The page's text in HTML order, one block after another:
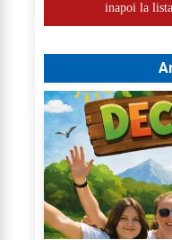
inapoi la lista